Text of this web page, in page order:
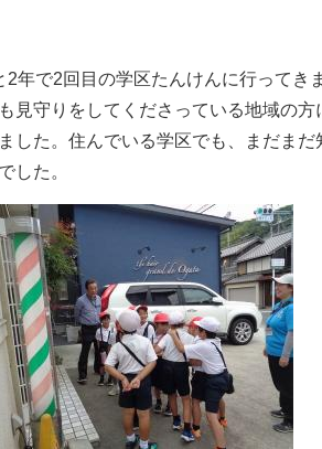
2年で2回目の学区たんけんに行ってき
見守りをしてくださっている地域の
した。住んでいる学区でも、まだま
した。